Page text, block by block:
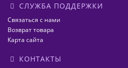
СЛУЖБА ПОДДЕРЖКИ
Связаться с нами
Возврат товара
Карта сайта
КОНТАКТЫ